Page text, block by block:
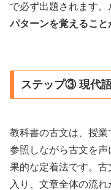
で必ず出題されます。
パターンを覚えること
ステップ③ 現代
教科書の古文は、授
参照しながら古文を声
果的な定着法です。
入り、文章全体の流